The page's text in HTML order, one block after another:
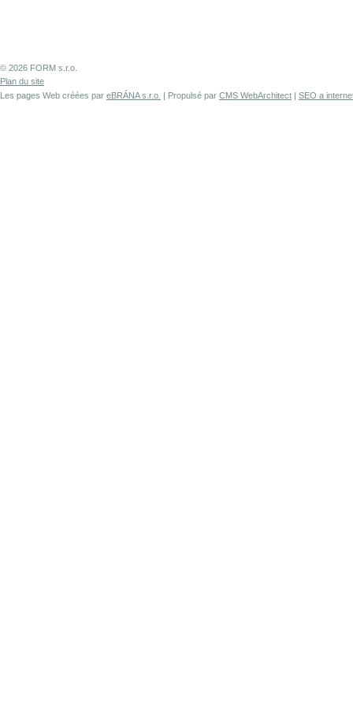
© 2026 FORM s.r.o.
Plan du site
Les pages Web créées par eBRÁNA s.r.o. | Propulsé par CMS WebArchitect | SEO a